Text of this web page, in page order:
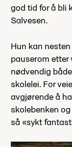
god tid for å bli
Salvesen.
Hun kan
pauserom etter
nødvendig
skolelei. For
avgjørende å
skolebenken
så «sykt